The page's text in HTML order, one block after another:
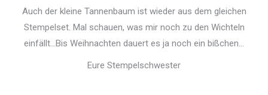
Auch der kleine Tannenbaum ist wieder aus dem gleichen
Stempelset. Mal schauen, was mir noch zu den Wichteln
einfällt…Bis Weihnachten dauert es ja noch ein bißchen…
Eure Stempelschwester